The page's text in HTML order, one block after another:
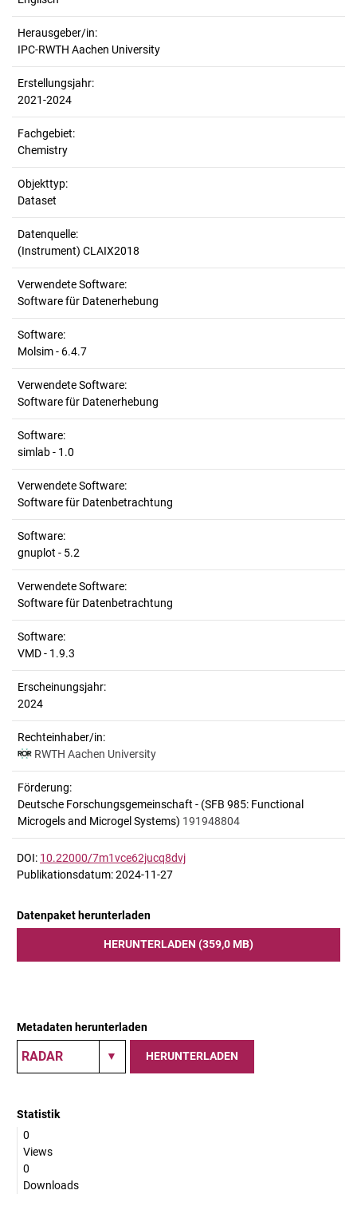
Herausgeber/in:
IPC-RWTH Aachen University
Erstellungsjahr:
2021-2024
Fachgebiet:
Chemistry
Objekttyp:
Dataset
Datenquelle:
(Instrument) CLAIX2018
Verwendete Software:
Software für Datenerhebung
Software:
Molsim - 6.4.7
Verwendete Software:
Software für Datenerhebung
Software:
simlab - 1.0
Verwendete Software:
Software für Datenbetrachtung
Software:
gnuplot - 5.2
Verwendete Software:
Software für Datenbetrachtung
Software:
VMD - 1.9.3
Erscheinungsjahr:
2024
Rechteinhaber/in:
RWTH Aachen University
Förderung:
Deutsche Forschungsgemeinschaft - (SFB 985: Functional
Microgels and Microgel Systems) 191948804
DOI: 10.22000/7m1vce62jucq8dvj
Publikationsdatum: 2024-11-27
Datenpaket herunterladen
HERUNTERLADEN (359,0 MB)
Metadaten herunterladen
HERUNTERLADEN
Statistik
0
Views
0
Downloads